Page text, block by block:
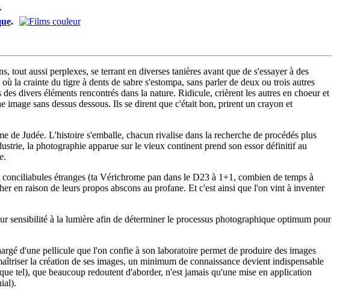
.
aussi perplexes, se terrant en diverses tanières avant que de s'essayer à des
la crainte du tigre à dents de sabre s'estompa, sans parler de deux ou trois autres
divers éléments rencontrés dans la nature. Ridicule, crièrent les autres en choeur et
sans dessus dessous. Ils se dirent que c'était bon, prirent un crayon et
de Judée. L'histoire s'emballe, chacun rivalise dans la recherche de procédés plus
la photographie apparue sur le vieux continent prend son essor définitif au
étranges (ta Vérichrome pan dans le D23 à 1+1, combien de temps à
en raison de leurs propos abscons au profane. Et c'est ainsi que l'on vint à inventer
sensibilité à la lumière afin de déterminer le processus photographique optimum pour
d'une pellicule que l'on confie à son laboratoire permet de produire des images
la création de ses images, un minimum de connaissance devient indispensable
tel), que beaucoup redoutent d'aborder, n'est jamais qu'une mise en application